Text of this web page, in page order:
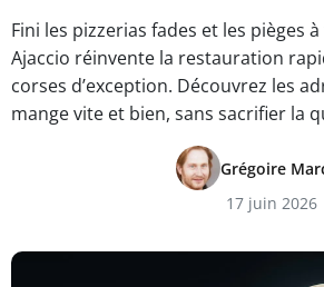
Fini les pizzerias fades et les pièges
Ajaccio réinvente la restauration
corses d’exception. Découvrez les
mange vite et bien, sans sacrifier la
Grégoire
17 juin 2026